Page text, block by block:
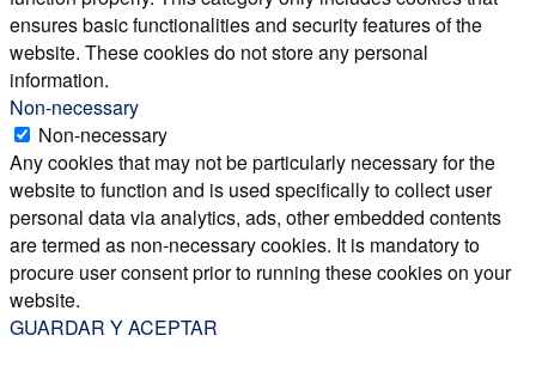
ensures basic functionalities and security features of the
website. These cookies do not store any personal
information.
Non-necessary
Non-necessary
Any cookies that may not be particularly necessary for the
website to function and is used specifically to collect user
personal data via analytics, ads, other embedded contents
are termed as non-necessary cookies. It is mandatory to
procure user consent prior to running these cookies on your
website.
GUARDAR Y ACEPTAR